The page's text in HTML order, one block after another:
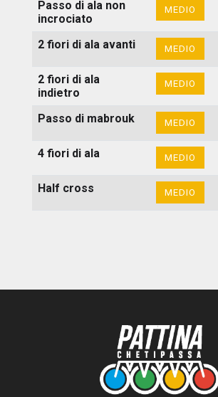
Passo di ala non
incrociato
MEDIO
2 fiori di ala avanti MEDIO
2 fiori di ala
indietro
MEDIO
Passo di mabrouk MEDIO
4 fiori di ala MEDIO
Half cross MEDIO